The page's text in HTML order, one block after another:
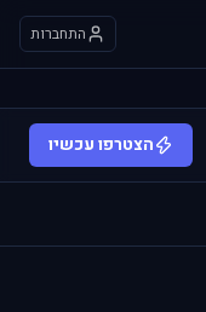
התחברות
הצטרפו עכשיו